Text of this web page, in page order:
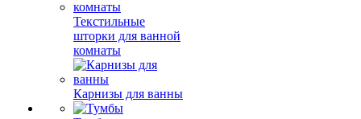
Текстильные
шторки для ванной
комнаты
Карнизы для ванны